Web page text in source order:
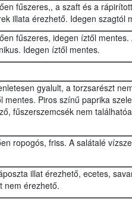
fűszeres,, a szaft és a
illata érezhető. Idegen szagtól
fűszeres, idegen íztől
Idegen íztől mentes.
gyalult, a torzsarészt
mentes. Piros színű paprika
fűszerszemcsék nem
ropogós, friss. A salátalé
illat érezhető, ecetes,
nem érezhető.